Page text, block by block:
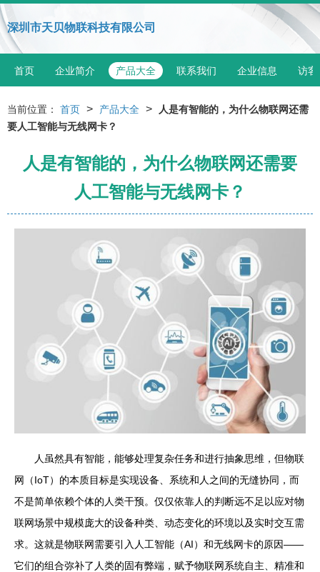
深圳市天贝物联科技有限公司
首页 企业简介 产品大全 联系我们 企业信息 访客
当前位置： 首页 > 产品大全 >
人是有智能的，为什么物联网还需
要人工智能与无线网卡？
人是有智能的，为什么物联网还需要
人工智能与无线网卡？
人虽然具有智能，能够处理复杂任务和进行抽象思维，但物联
网（IoT）的本质目标是实现设备、系统和人之间的无缝协同，而
不是简单依赖个体的人类干预。仅仅依靠人的判断远不足以应对物
联网场景中规模庞大的设备种类、动态变化的环境以及实时交互需
求。这就是物联网需要引入人工智能（AI）和无线网卡的原因——
它们的组合弥补了人类的固有弊端，赋予物联网系统自主、精准和